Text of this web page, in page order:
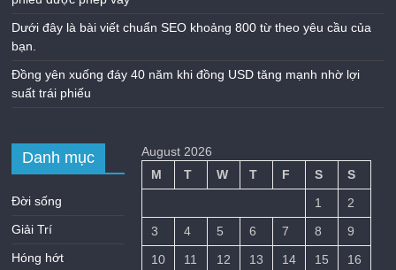
Dưới đây là bài viết chuẩn SEO khoảng 800 từ theo yêu cầu của
bạn.
Đồng yên xuống đáy 40 năm khi đồng USD tăng mạnh nhờ lợi
suất trái phiếu
Danh mục
Đời sống
Giải Trí
Hóng hớt
August 2026
M
T W T F S
S
1
2
3
4 5 6 7 8
9
10
11 12 13 14 15
16